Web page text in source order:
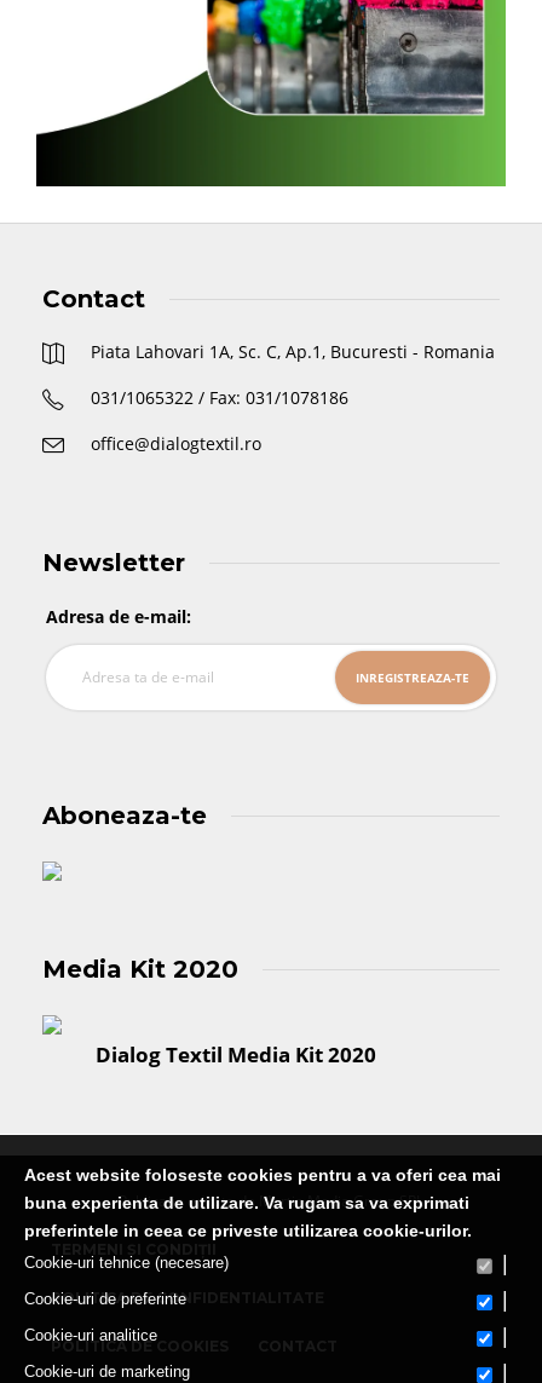
Contact
Piata Lahovari 1A, Sc. C, Ap.1, Bucuresti - Romania
031/1065322 / Fax: 031/1078186
office@dialogtextil.ro
Newsletter
Adresa de e-mail:
Aboneaza-te
Media Kit 2020
Dialog Textil Media Kit 2020
Publicatie editata de Martin Media Group SRL
POLITICA DE CONFIDENTIALITATE
POLITICA DE COOKIES
Acest website foloseste cookies pentru a va oferi cea mai
buna experienta de utilizare. Va rugam sa va exprimati
preferintele in ceea ce priveste utilizarea cookie-urilor.
Cookie-uri tehnice (necesare)
Cookie-uri de preferinte
Cookie-uri analitice
Cookie-uri de marketing